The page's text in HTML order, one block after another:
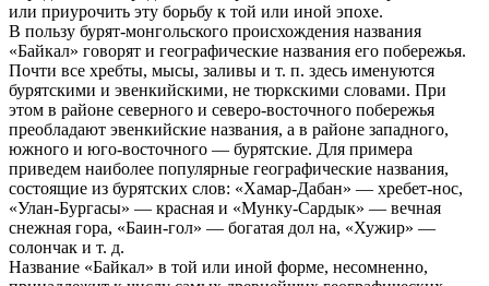
или приурочить эту борьбу к той или иной эпохе.
В пользу бурят-монгольского происхождения названия
«Байкал» говорят и географические названия его побережья.
Почти все хребты, мысы, заливы и т. п. здесь именуются
бурятскими и эвенкийскими, не тюркскими словами. При
этом в районе северного и северо-восточного побережья
преобладают эвенкийские названия, а в районе западного,
южного и юго-восточного — бурятские. Для примера
приведем наиболее популярные географические названия,
состоящие из бурятских слов: «Хамар-Дабан» — хребет-нос,
«Улан-Бургасы» — красная и «Мунку-Сардык» — вечная
снежная гора, «Баин-гол» — богатая дол на, «Хужир» —
солончак и т. д.
Название «Байкал» в той или иной форме, несомненно,